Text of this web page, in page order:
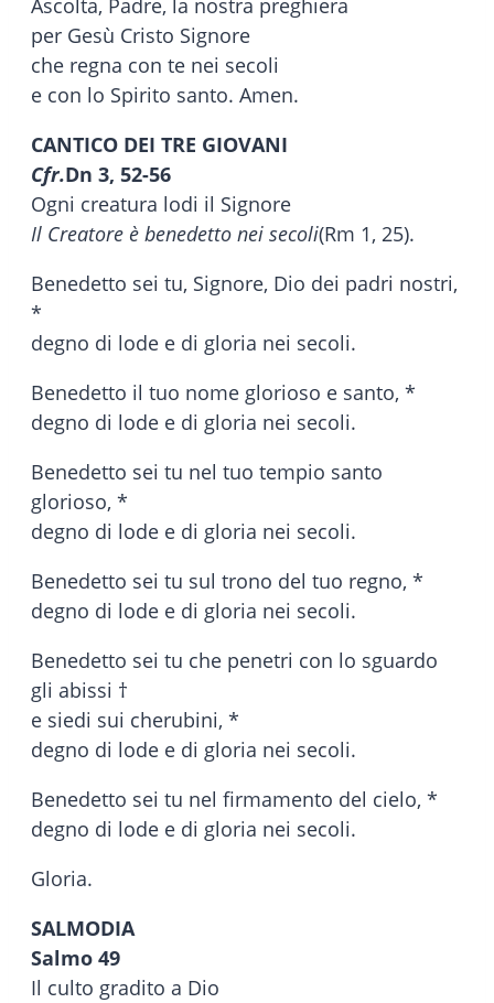
Ascolta, Padre, la nostra preghiera
per Gesù Cristo Signore
che regna con te nei secoli
e con lo Spirito santo. Amen.
CANTICO DEI TRE GIOVANI
Cfr.Dn 3, 52-56
Ogni creatura lodi il Signore
Il Creatore è benedetto nei secoli(Rm 1, 25).
Benedetto sei tu, Signore, Dio dei padri nostri,
*
degno di lode e di gloria nei secoli.
Benedetto il tuo nome glorioso e santo, *
degno di lode e di gloria nei secoli.
Benedetto sei tu nel tuo tempio santo
glorioso, *
degno di lode e di gloria nei secoli.
Benedetto sei tu sul trono del tuo regno, *
degno di lode e di gloria nei secoli.
Benedetto sei tu che penetri con lo sguardo
gli abissi †
e siedi sui cherubini, *
degno di lode e di gloria nei secoli.
Benedetto sei tu nel firmamento del cielo, *
degno di lode e di gloria nei secoli.
Gloria.
SALMODIA
Salmo 49
Il culto gradito a Dio